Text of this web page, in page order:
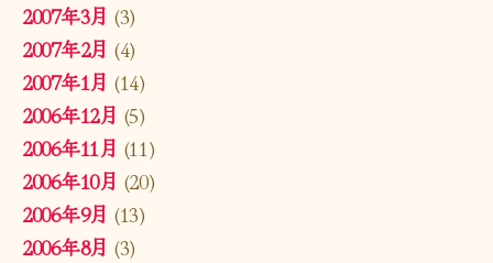
2007年3月 (3)
2007年2月 (4)
2007年1月 (14)
2006年12月 (5)
2006年11月 (11)
2006年10月 (20)
2006年9月 (13)
2006年8月 (3)